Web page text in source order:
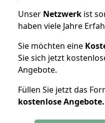
Unser Netzwerk ist
haben viele Jahre
Sie möchten eine
Sie sich jetzt
Angebote.
Füllen Sie jetzt das
kostenloseAngebote.